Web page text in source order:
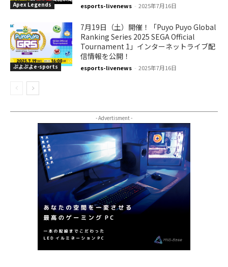
Apex Legends esports-livenews - 2025年7月16日
ぷよぷよe-sports
7月19日（土）開催！「Puyo Puyo Global
Ranking Series 2025 SEGA Official
Tournament 1」インターネットライブ配
信情報を公開！
esports-livenews - 2025年7月16日
- Advertisment -